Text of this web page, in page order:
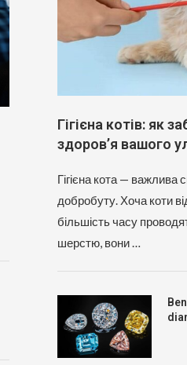
Гігієна котів: як
здоров’я вашого
Гігієна кота — важлива
добробуту. Хоча коти
більшість часу
шерстю, вони …